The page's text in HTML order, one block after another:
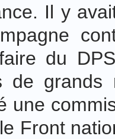
Il y
du
grands
une
Front